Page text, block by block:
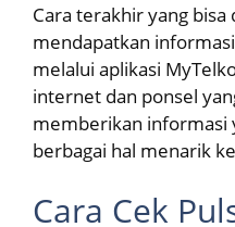
Cara terakhir yang
mendapatkan
melalui aplikasi
internet dan ponsel
memberikan informasi
berbagai hal menarik
Cara Cek